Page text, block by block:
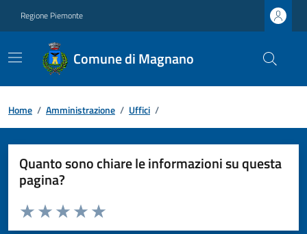
Regione Piemonte
Comune di Magnano
Home / Amministrazione / Uffici /
Quanto sono chiare le informazioni su questa
pagina?
Valuta da 1 a 5 stelle la pagina
Valuta 5 stelle su 5
Valuta 4 stelle su 5
Valuta 3 stelle su 5
Valuta 2 stelle su 5
Valuta 1 stelle su 5